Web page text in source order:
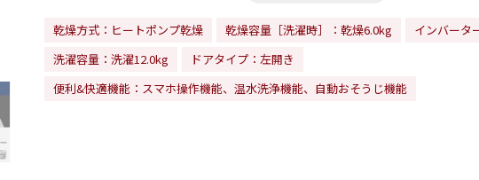
乾燥方式：ヒートポンプ乾燥 乾燥容量［洗濯時］：乾燥6.0kg
インバータ
洗濯容量：洗濯12.0kg
ドアタイプ：左開き
便利&快適機能：スマホ操作機能、温水洗浄機能、自動おそうじ機能